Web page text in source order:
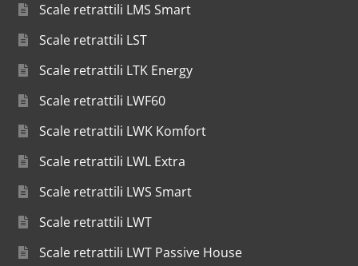
Scale retrattili LMS Smart
Scale retrattili LST
Scale retrattili LTK Energy
Scale retrattili LWF60
Scale retrattili LWK Komfort
Scale retrattili LWL Extra
Scale retrattili LWS Smart
Scale retrattili LWT
Scale retrattili LWT Passive House